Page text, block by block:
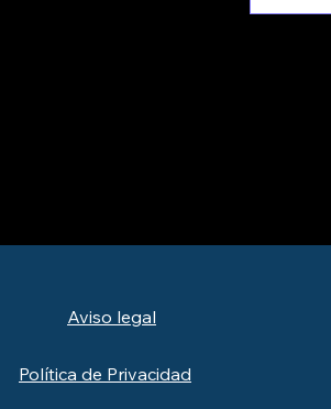
Aviso legal
Política de Privacidad